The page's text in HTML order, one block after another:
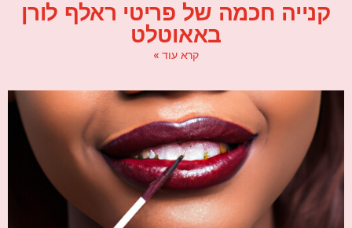
קנייה חכמה של פריטי ראלף לורן
באאוטלט
קרא עוד »